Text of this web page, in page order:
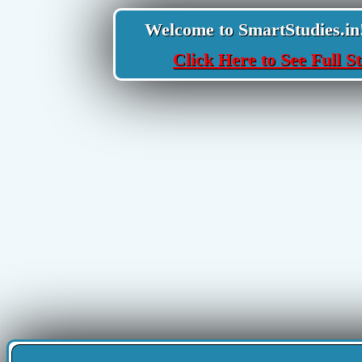
Welcome to
Click Here to See Full